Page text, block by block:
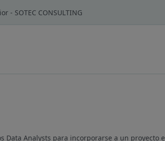
- SOTEC CONSULTING
Data Analysts para incorporarse a un proyecto